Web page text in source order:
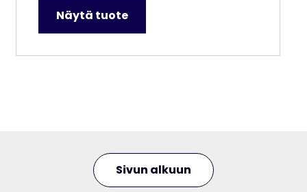
000,00 €
Näytä tuote
Sivun alkuun